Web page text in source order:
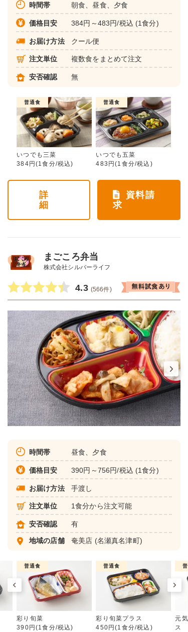
時間帯 朝食、昼食、夕食
価格目安 384円～483円/税込 (1食分)
お届け方法 クール便
注文単位 複数食をまとめて注文
安否確認 無
普通食
いつでも三菜
384円(1食分/税込)
普通食
いつでも五菜
483円(1食分/税込)
詳
細
資料請
求
まごころ弁当
株式会社シルバーライフ
4.3 (566件)
時間帯 昼食、夕食
価格目安 390円～756円/税込 (1食分)
お届け方法 手渡し
注文単位 1食分から注文可能
安否確認 有
地域の店舗 奄美店 (名瀬真名津町)
普通食
彩り旬菜
390円(1食分/税込)
普通食
彩り旬菜プラス
450円(1食分/税込)
元
ス